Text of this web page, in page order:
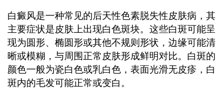
白癜风是一种常见的后天性色素脱失性皮肤病，其
主要症状是皮肤上出现白色斑块。这些白斑可能呈
现为圆形、椭圆形或其他不规则形状，边缘可能清
晰或模糊，与周围正常皮肤形成鲜明对比。白斑的
颜色一般为瓷白色或乳白色，表面光滑无皮疹，白
斑内的毛发可能正常或变白。